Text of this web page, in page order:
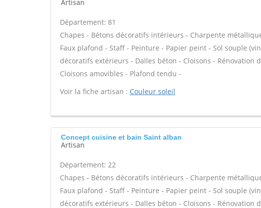
Artisan
Département: 81
Chapes - Bétons décoratifs intérieurs - Charpente
Faux plafond - Staff - Peinture - Papier peint - Sol souple
décoratifs extérieurs - Dalles béton - Cloisons - Rénovation
Cloisons amovibles - Plafond tendu -
Voir la fiche artisan : Couleur soleil
Concept cuisine et bain Saint alban
Artisan
Département: 22
Chapes - Bétons décoratifs intérieurs - Charpente
Faux plafond - Staff - Peinture - Papier peint - Sol souple
décoratifs extérieurs - Dalles béton - Cloisons - Rénovation